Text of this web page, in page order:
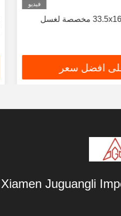
فيديو
قفازات اليد سيليكون 33.5x16.5cm مخصصة لغسل
افضل سعر
Xiamen Juguangli